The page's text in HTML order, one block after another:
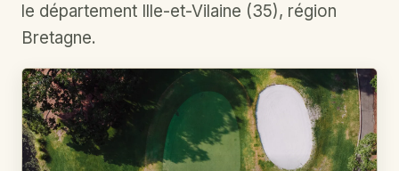
le département Ille-et-Vilaine (35), région
Bretagne.